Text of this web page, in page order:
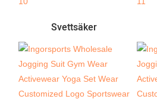
Svettsäker